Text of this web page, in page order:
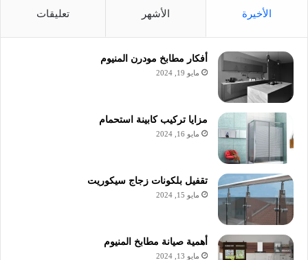
الأخيرة الأشهر تعليقات
أفكار مطابخ مودرن المنيوم
مايو 19, 2024
مزايا تركيب كابينة استحمام
مايو 16, 2024
تقفيل بلكونات زجاج سيكوريت
مايو 15, 2024
أهمية صيانة مطابخ المنيوم
مايو 13, 2024